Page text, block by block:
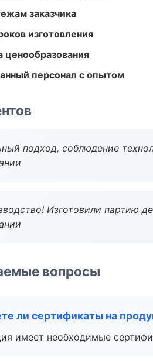
заказчика
изготовления
ценообразования
персонал с опытом
подход, соблюдение
Изготовили партию
вопросы
ли сертификаты на
имеет необходимые